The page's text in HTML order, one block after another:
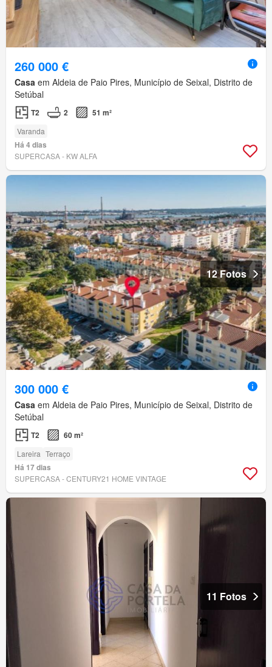
260 000 €
Casa em Aldeia de Paio Pires, Município de Seixal, Distrito de
Setúbal
T2 2 51 m²
Varanda
Há 4 dias
SUPERCASA - KW ALFA
12 Fotos
300 000 €
Casa em Aldeia de Paio Pires, Município de Seixal, Distrito de
Setúbal
T2 60 m²
Lareira Terraço
Há 17 dias
SUPERCASA - CENTURY21 HOME VINTAGE
11 Fotos